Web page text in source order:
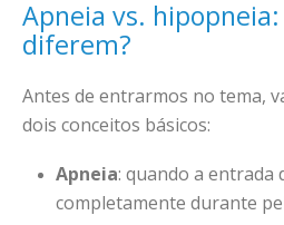
Apneia vs.
diferem?
Antes de entrarmos no tema,
dois conceitos básicos:
Apneia: quando a entrada
completamente durante